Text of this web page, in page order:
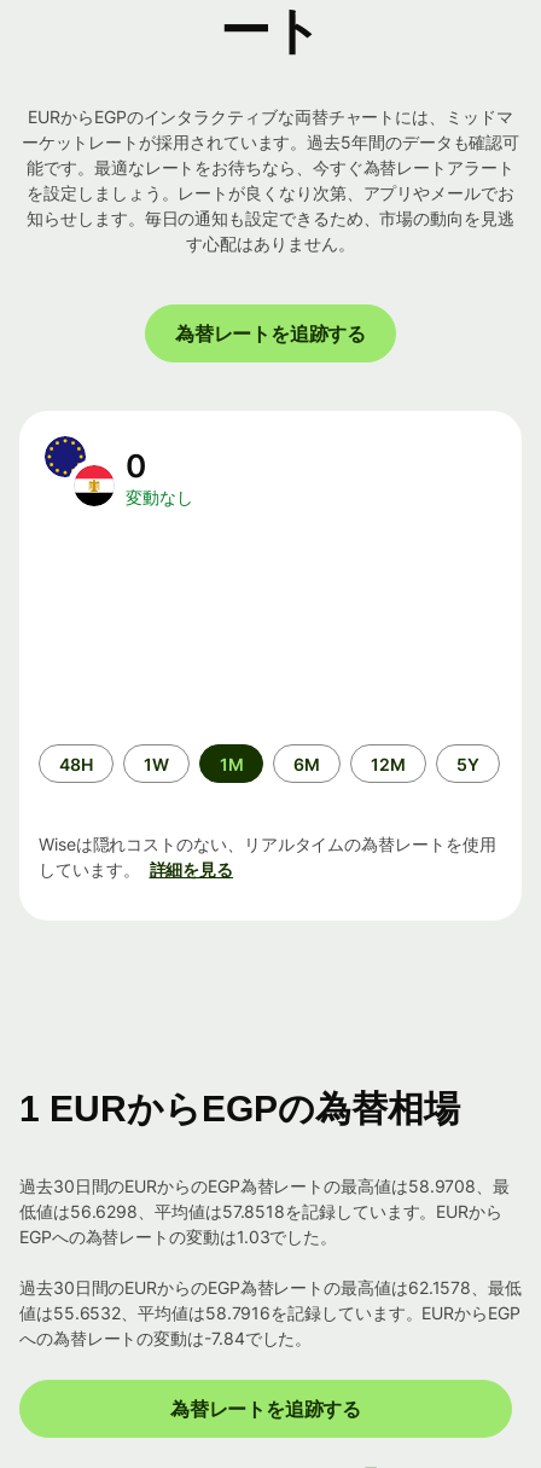
ート
EURからEGPのインタラクティブな両替チャートには、ミッドマ
ーケットレートが採用されています。過去5年間のデータも確認可
能です。最適なレートをお待ちなら、今すぐ為替レートアラート
を設定しましょう。レートが良くなり次第、アプリやメールでお
知らせします。毎日の通知も設定できるため、市場の動向を見逃
す心配はありません。
為替レートを追跡する
0
変動なし
期
間
48H 1W 1M 6M 12M 5Y
Wiseは隠れコストのない、リアルタイムの為替レートを使用
しています。
詳細を見る
1 EURからEGPの為替相場
過去30日間のEURからのEGP為替レートの最高値は58.9708、最
低値は56.6298、平均値は57.8518を記録しています。EURから
EGPへの為替レートの変動は1.03でした。
過去30日間のEURからのEGP為替レートの最高値は62.1578、最低
値は55.6532、平均値は58.7916を記録しています。EURからEGP
への為替レートの変動は-7.84でした。
為替レートを追跡する